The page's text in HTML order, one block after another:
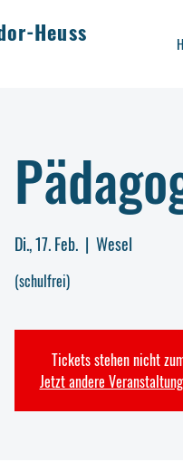
Heuss
Di., 17. Feb.
  |
Wesel
(schulfrei)
Tickets stehen nicht
Jetzt andere